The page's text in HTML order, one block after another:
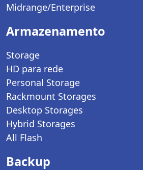
Midrange/Enterprise
Armazenamento
Storage
HD para rede
Personal Storage
Rackmount Storages
Desktop Storages
Hybrid Storages
All Flash
Backup